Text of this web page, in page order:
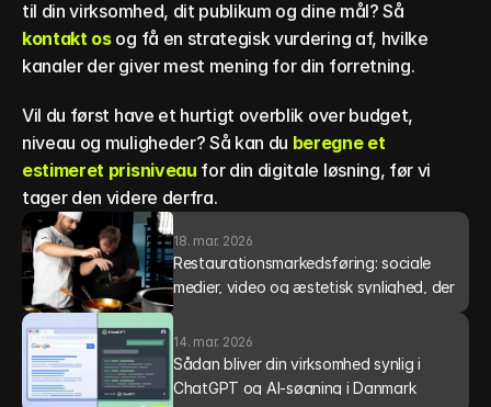
kontakt os og få en strategisk vurdering af, hvilke
kanaler der giver mest mening for din forretning.
Vil du først have et hurtigt overblik over budget,
niveau og muligheder? Så kan du beregne et
estimeret prisniveau for din digitale løsning, før vi
tager den videre derfra.
18. mar. 2026
Restaurationsmarkedsføring: sociale
medier, video og æstetisk synlighed, der
14. mar. 2026
Sådan bliver din virksomhed synlig i
ChatGPT og AI-søgning i Danmark